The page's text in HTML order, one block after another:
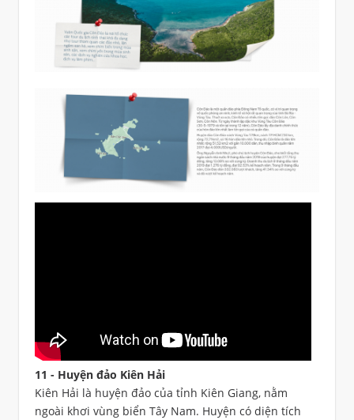
11 - Huyện đảo Kiên Hải
Kiên Hải là huyện đảo của tỉnh Kiên Giang, nằm
ngoài khơi vùng biển Tây Nam. Huyện có diện tích